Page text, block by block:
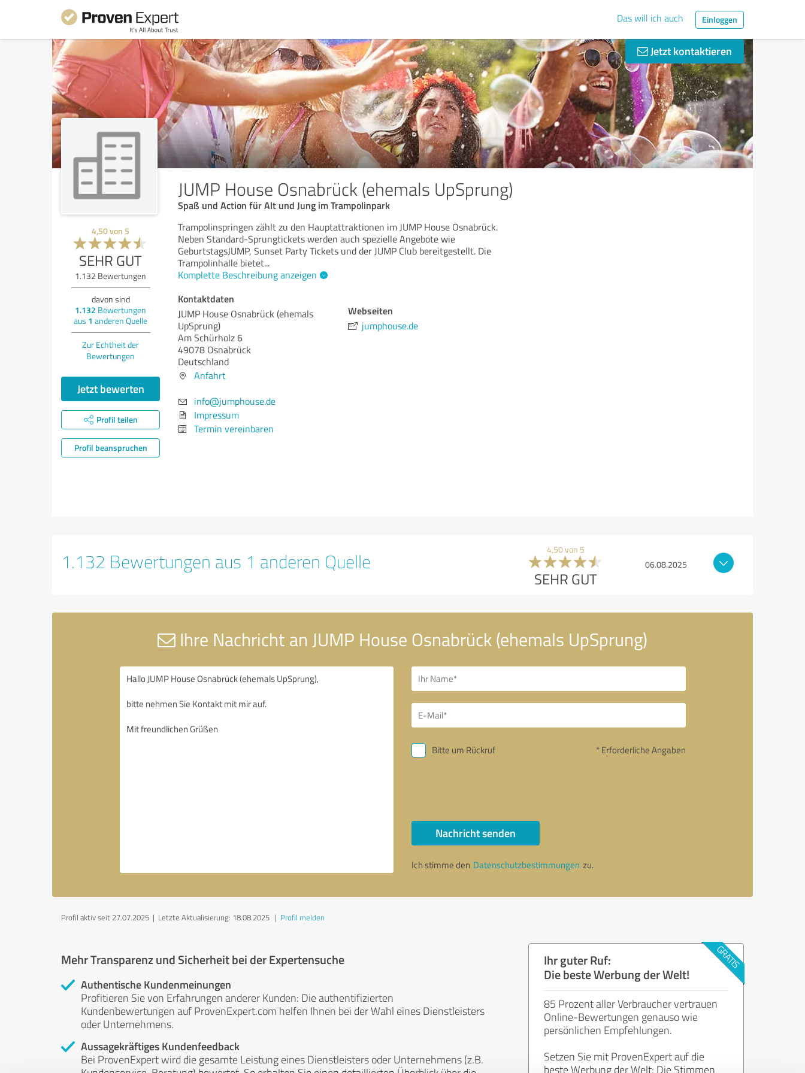
Das will ich auch Einloggen
Jetzt kontaktieren
JUMP House Osnabrück (ehemals UpSprung)
Spaß und Action für Alt und Jung im Trampolinpark
4,50von 5
SEHR GUT
1.132 Bewertungen
davon sind
1.132 Bewertungen
aus 1 anderen Quelle
Zur Echtheit der
Bewertungen
Jetzt bewerten
Profil teilen
Profil beanspruchen
Trampolinspringen zählt zu den Hauptattraktionen im JUMP House Osnabrück.
Neben Standard-Sprungtickets werden auch spezielle Angebote wie
GeburtstagsJUMP, Sunset Party Tickets und der JUMP Club bereitgestellt. Die
Trampolinhalle bietet...
Komplette Beschreibung anzeigen
Kontaktdaten
JUMP House Osnabrück (ehemals
UpSprung)
Am Schürholz 6
49078 Osnabrück
Deutschland
Anfahrt
info@jumphouse.de
Impressum
Termin vereinbaren
Webseiten
jumphouse.de
1.132 Bewertungen aus 1 anderen Quelle 4,50 von 5
SEHR GUT
06.08.2025
Ihre Nachricht an JUMP House Osnabrück (ehemals UpSprung)
Bitte um Rückruf * Erforderliche Angaben
Nachricht senden
Ich stimme den Datenschutzbestimmungen zu.
Profil aktiv seit 27.07.2025 | Letzte Aktualisierung: 18.08.2025 | Profil melden
Mehr Transparenz und Sicherheit bei der Expertensuche
Authentische Kundenmeinungen
Profitieren Sie von Erfahrungen anderer Kunden: Die authentifizierten
Kundenbewertungen auf ProvenExpert.com helfen Ihnen bei der Wahl eines Dienstleisters
oder Unternehmens.
Aussagekräftiges Kundenfeedback
Bei ProvenExpert wird die gesamte Leistung eines Dienstleisters oder Unternehmens (z.B.
Ihr guter Ruf:
Die beste Werbung der Welt!
85 Prozent aller Verbraucher vertrauen
Online-Bewertungen genauso wie
persönlichen Empfehlungen.
Setzen Sie mit ProvenExpert auf die
beste Werbung der Welt: Die Stimmen